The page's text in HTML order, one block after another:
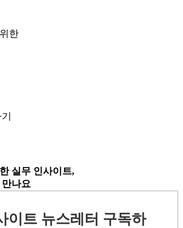
위한
실무 인사이트,
만나요
이트 뉴스레터 구독하